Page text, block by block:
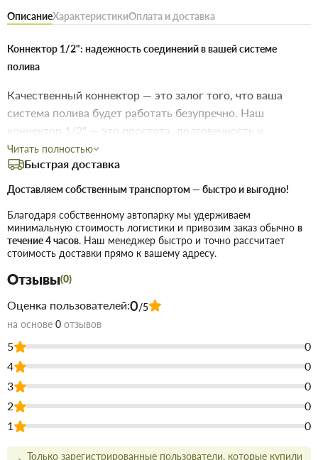
ОписаниеХарактеристикиОплата и доставка
Коннектор 1/2": надежность соединений в вашей системе
полива
Качественный коннектор — это залог того, что ваша
система полива будет работать безупречно. Наш
коннектор 1/2" — это простота, долговечность и
уверенность в каждом соединении, от крана до
последнего распылителя на участке.
Особенности:универсальное крепление, эргономичная
форма для удобного удержания влажными руками,
защита от протечек.
Область применения:дачные участки, огороды, сады,
строительства и ремонта. В магазине строительных материалов
Торус можно купить по низкой цене непосредственно на складе,
Преимущества нашего интернет-магазина стройтоваров не
только в цене!
качества, а для этого заключаем договора с
непосредственными производителями.
широким ассортиментом.
Читать полностью
Быстрая доставка
Доставляем собственным транспортом — быстро и выгодно!
Благодаря собственному автопарку мы удерживаем
минимальную стоимость логистики и привозим заказ обычно в
течение 4 часов. Наш менеджер быстро и точно рассчитает
стоимость доставки прямо к вашему адресу.
Отзывы(0)
Оценка пользователей:0/5
на основе 0 отзывов
5
0
4
0
3
0
2
0
1
0
Только зарегистрированные пользователи, которые купили